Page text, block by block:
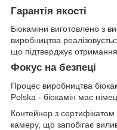
Гарантія якості
Біокаміни виготовлено з
виробництва
що підтверджує
Фокус на безпеці
Процес виробництва
Polska - біокамін має
Контейнер з
камеру, що запобігає